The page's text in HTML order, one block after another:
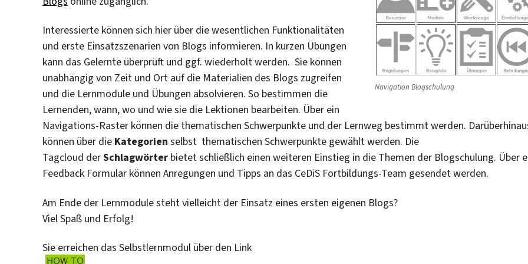
Navigation Blogschulung
Interessierte können sich hier über die wesentlichen Funktionalitäten
und erste Einsatzszenarien von Blogs informieren. In kurzen Übungen
kann das Gelernte überprüft und ggf. wiederholt werden. Sie können
unabhängig von Zeit und Ort auf die Materialien des Blogs zugreifen
und die Lernmodule und Übungen absolvieren. So bestimmen die
Lernenden, wann, wo und wie sie die Lektionen bearbeiten. Über ein
Navigations-Raster können die thematischen Schwerpunkte und der Lernweg bestimmt werden.
können über die Kategorien selbst thematischen Schwerpunkte gewählt werden. Die
Tagcloud derSchlagwörter bietet schließlich einen weiteren Einstieg in die Themen der Blogschulung. Über
Feedback Formular können Anregungen und Tipps an das CeDiS Fortbildungs-Team gesendet werden.
Am Ende der Lernmodule steht vielleicht der Einsatz eines ersten eigenen Blogs?
Viel Spaß und Erfolg!
Sie erreichen das Selbstlernmodul über den Link